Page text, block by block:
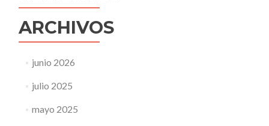
ARCHIVOS
junio 2026
julio 2025
mayo 2025